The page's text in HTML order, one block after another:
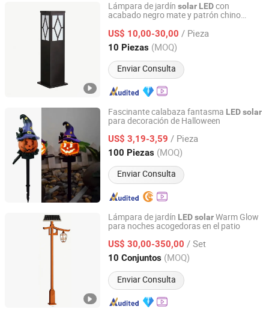
Lámpara de jardín solar LEDcon
acabado negro mate y patrón chino
US$ 10,00-30,00 / Pieza
10 Piezas (MOQ)
Enviar Consulta
Xi'an Lintong District Xiangrui Hongsheng New Energy
Technology Co., Ltd.
Fascinante calabaza fantasma LEDsolar
para decoración de Halloween
US$ 3,19-3,59 / Pieza
100 Piezas (MOQ)
Enviar Consulta
Zhongshan Xingyuan Lighting Co., Ltd.
Guangdong, China Desde 2025
Lámpara de jardín LEDsolarWarm Glow
para noches acogedoras en el patio
US$ 30,00-350,00 / Set
10 Conjuntos (MOQ)
Enviar Consulta
Xi'an Lintong District Xiangrui Hongsheng New Energy
Technology Co., Ltd.
Desde 2026